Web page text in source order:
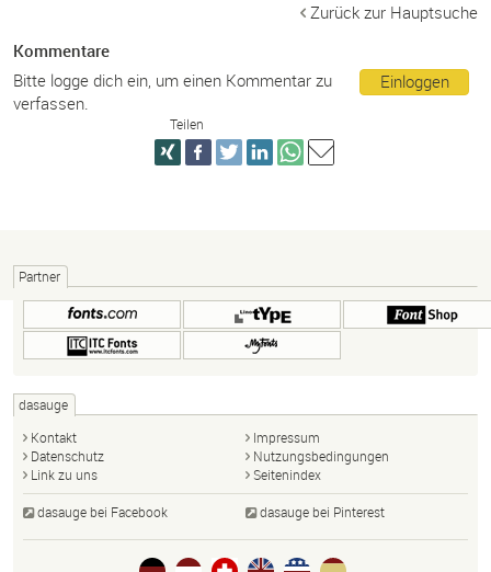
Zurück zur Hauptsuche
Kommentare
Einloggen
Bitte logge dich ein, um einen Kommentar zu
verfassen.
Teilen
Partner
dasauge
Kontakt
Impressum
Datenschutz
Nutzungsbedingungen
Link zu uns
Seitenindex
dasauge bei Facebook dasauge bei Pinterest